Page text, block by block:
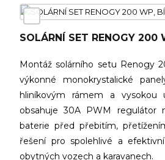
SOLÁRNÍ SET RENOGY 200
Montáž solárního setu Renogy
výkonné monokrystalické
hliníkovým rámem a vysokou
obsahuje 30A PWM regulátor
baterie před přebitím,
řešení pro spolehlivé a
obytných vozech a karavanech.